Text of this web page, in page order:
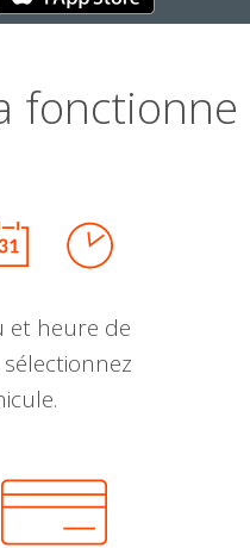
fonctionne
et heure de